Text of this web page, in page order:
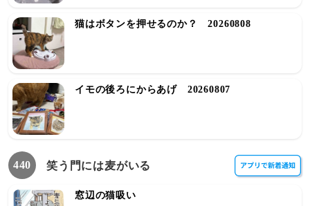
猫はボタンを押せるのか？ 20260808
イモの後ろにからあげ 20260807
440 笑う門には麦がいる
窓辺の猫吸い